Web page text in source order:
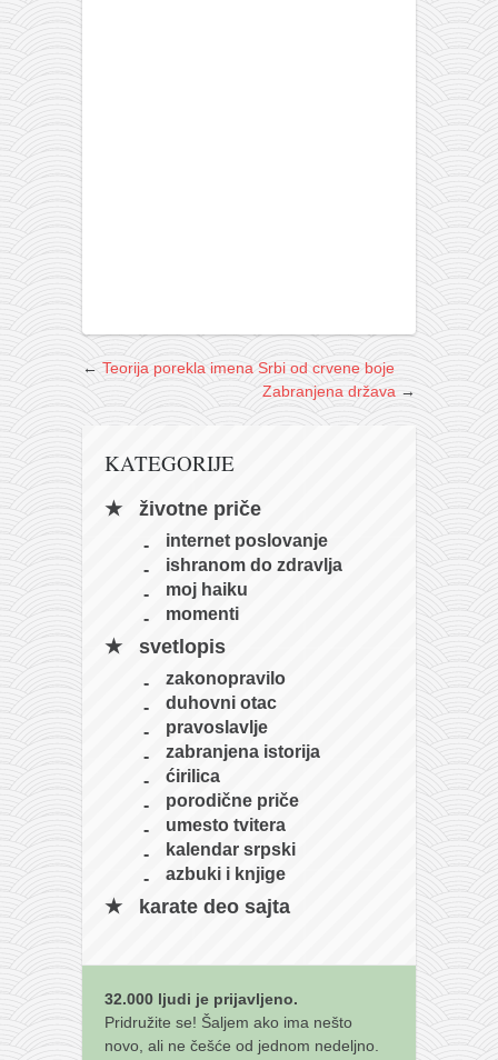
← Teorija porekla imena Srbi od crvene boje
Zabranjena država →
KATEGORIJE
životne priče
internet poslovanje
ishranom do zdravlja
moj haiku
momenti
svetlopis
zakonopravilo
duhovni otac
pravoslavlje
zabranjena istorija
ćirilica
porodične priče
umesto tvitera
kalendar srpski
azbuki i knjige
karate deo sajta
32.000 ljudi je prijavljeno.
Pridružite se! Šaljem ako ima nešto
novo, ali ne češće od jednom nedeljno.